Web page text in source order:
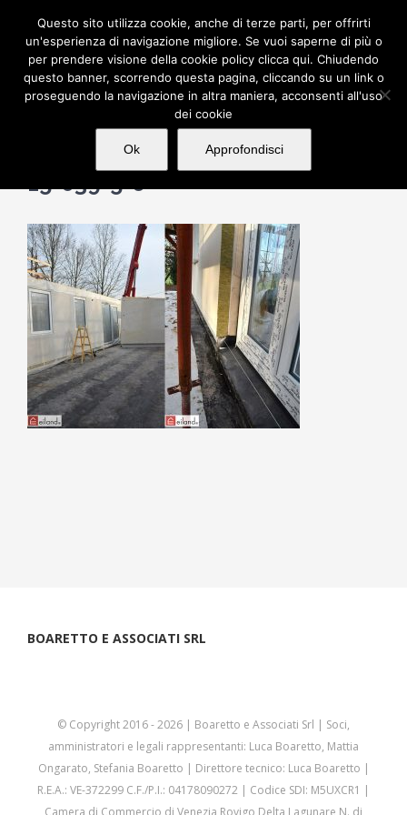
contenuto
15-039-5-6
BOARETTO E ASSOCIATI SRL
© Copyright 2016 -2026 | Boaretto e Associati Srl | Soci,
amministratori e legali rappresentanti: Luca Boaretto, Mattia
Ongarato, Stefania Boaretto | Direttore tecnico: Luca Boaretto |
R.E.A.: VE-372299 C.F./P.I.: 04178090272 | Codice SDI: M5UXCR1 |
Camera di Commercio di Venezia Rovigo Delta Lagunare N. di
Questo sito utilizza cookie, anche di terze parti, per offrirti
un'esperienza di navigazione migliore. Se vuoi saperne di più o
per prendere visione della cookie policy clicca qui. Chiudendo
questo banner, scorrendo questa pagina, cliccando su un link o
proseguendo la navigazione in altra maniera, acconsenti all'uso
dei cookie
Ok Approfondisci